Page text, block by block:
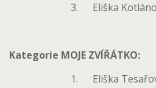
3. Eliška
Kategorie MOJE ZVÍŘÁTKO:
1. Eliška